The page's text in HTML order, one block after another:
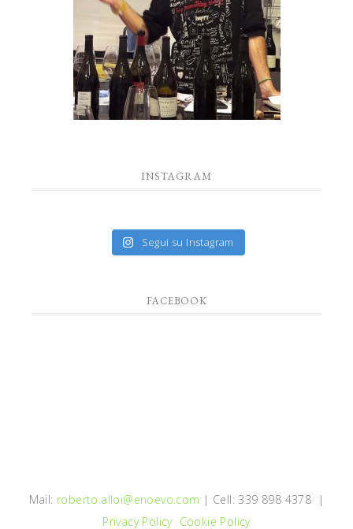
INSTAGRAM
Segui su Instagram
FACEBOOK
Mail: roberto.alloi@enoevo.com | Cell: 339 898 4378 |
Privacy Policy Cookie Policy